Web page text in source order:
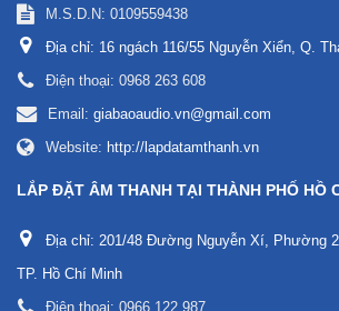
M.S.D.N: 0109559438
Địa chỉ: 16 ngách 116/55 Nguyễn Xiển, Q.
Điện thoại: 0968 263 608
Email: giabaoaudio.vn@gmail.com
Website: http://lapdatamthanh.vn
LẮP ĐẶT ÂM THANH TẠI THÀNH PHỐ HỒ
Địa chỉ: 201/48 Đường Nguyễn Xí, Phường
TP. Hồ Chí Minh
Điện thoại: 0966 122 987